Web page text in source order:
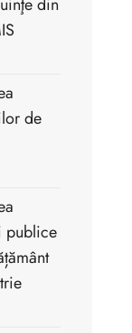
din
de
publice